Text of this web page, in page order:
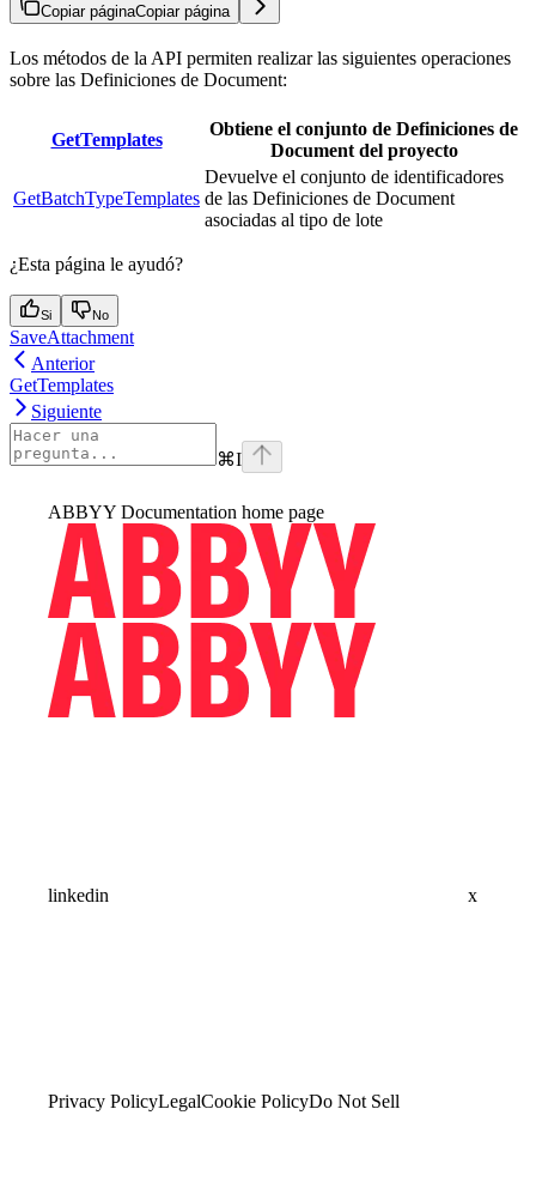
Copiar páginaCopiar página
Los métodos de la API permiten realizar las siguientes operaciones
sobre las Definiciones de Document:
GetTemplates
Obtiene el conjunto de Definiciones de
Document del proyecto
GetBatchTypeTemplates
Devuelve el conjunto de identificadores
de las Definiciones de Document
asociadas al tipo de lote
¿Esta página le ayudó?
Si No
SaveAttachment
Anterior
GetTemplates
Siguiente
⌘I
ABBYY Documentation home page
linkedin x
Privacy PolicyLegalCookie PolicyDo Not Sell